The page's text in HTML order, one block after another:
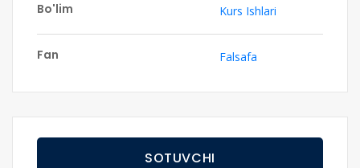
Bo'lim Kurs Ishlari
Fan Falsafa
SOTUVCHI